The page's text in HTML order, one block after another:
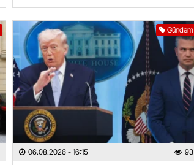
Gündəm
06.08.2026 - 16:15 93